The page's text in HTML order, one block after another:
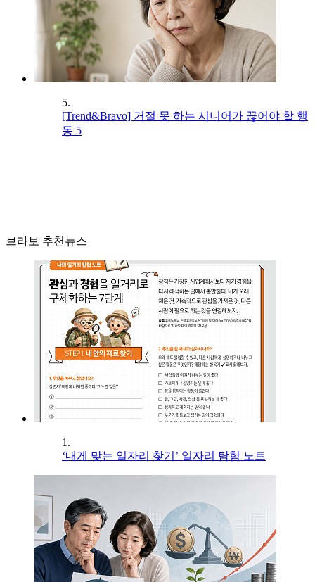
5.
[Trend&Bravo] 거절 못 하는 시니어가 끊어야 할 행
동 5
브라보 추천뉴스
1.
‘내게 맞는 일자리 찾기’ 일자리 탐험 노트